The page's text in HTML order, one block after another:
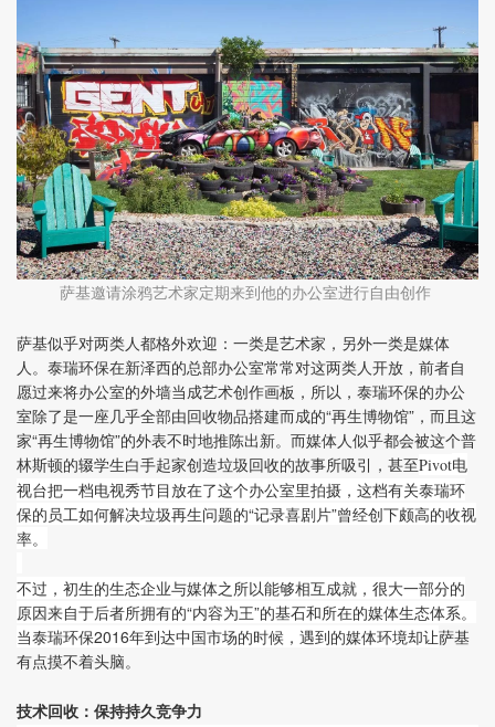
萨基邀请涂鸦艺术家定期来到他的办公室进行自由创作
萨基似乎对两类人都格外欢迎：一类是艺术家，另外一类是媒体
人。泰瑞环保在新泽西的总部办公室常常对这两类人开放，前者自
愿过来将办公室的外墙当成艺术创作画板，所以，泰瑞环保的办公
室除了是一座几乎全部由回收物品搭建而成的“再生博物馆”，而且这
家“再生博物馆”的外表不时地推陈出新。而媒体人似乎都会被这个普
林斯顿的辍学生白手起家创造垃圾回收的故事所吸引，甚至Pivot电
视台把一档电视秀节目放在了这个办公室里拍摄，这档有关泰瑞环
保的员工如何解决垃圾再生问题的“记录喜剧片”曾经创下颇高的收视
率。
不过，初生的生态企业与媒体之所以能够相互成就，很大一部分的
原因来自于后者所拥有的“内容为王”的基石和所在的媒体生态体系。
当泰瑞环保2016年到达中国市场的时候，遇到的媒体环境却让萨基
有点摸不着头脑。
技术回收：保持持久竞争力